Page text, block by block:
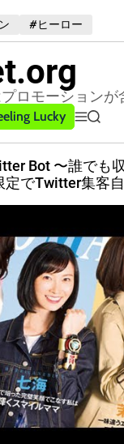
#ヒーロー
ロモーション
Lucky
M
e
u
S
e
r
c
h
Bot 〜誰でも
定でTwitter集客